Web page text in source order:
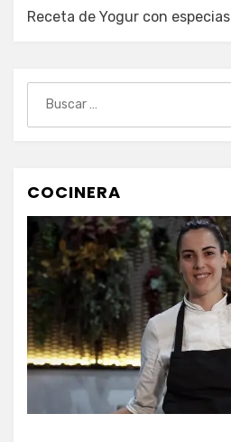
Receta de Yogur con especias
COCINERA